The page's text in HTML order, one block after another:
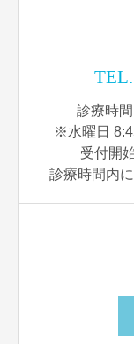
TEL.
診療時
※水曜日
受付開
診療時間内